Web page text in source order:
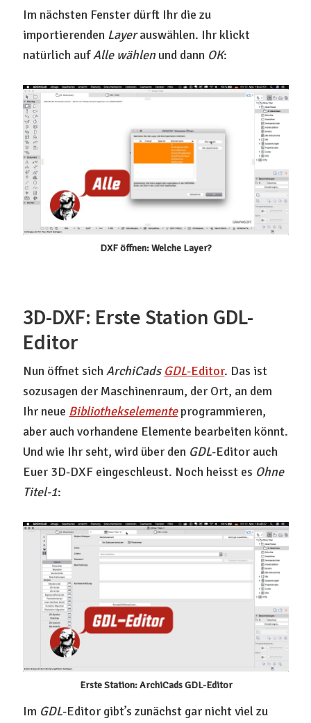
Im nächsten Fenster dürft Ihr die zu
importierenden Layerauswählen. Ihr klickt
natürlich aufAlle wählenund dann OK:
DXF öffnen: Welche Layer?
3D-DXF: Erste Station GDL-
Editor
Nun öffnet sichArchiCads GDL-Editor. Das ist
sozusagen der Maschinenraum, der Ort, an dem
Ihr neue Bibliothekselementeprogrammieren,
aber auch vorhandene Elemente bearbeiten könnt.
Und wie Ihr seht, wird über den GDL-Editor auch
Euer 3D-DXF eingeschleust. Noch heisst es Ohne
Titel-1:
Erste Station: ArchiCads GDL-Editor
Im GDL-Editor gibt’s zunächst gar nicht viel zu